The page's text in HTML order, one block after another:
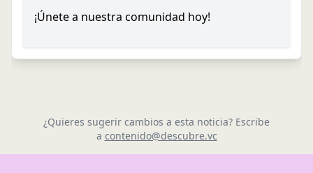
¡Únete a nuestra comunidad hoy!
¿Quieres sugerir cambios a esta noticia? Escribe
a contenido@descubre.vc